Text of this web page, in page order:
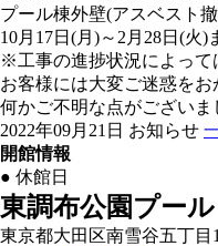
プール棟外壁(アスベスト
10月17日(月)～2月28日(火)
※工事の進捗状況によって
お客様には大変ご迷惑を
何かご不明な点がございま
2022年09月21日 お知らせ
開館情報
● 休館日
東調布公園プール
東京都大田区南雪谷五丁目